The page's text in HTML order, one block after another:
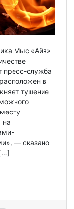
Мыс «Айя»
пресс-служба
в
тушение
на
— сказано